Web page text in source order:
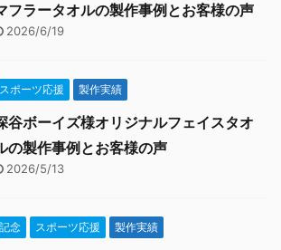
フラータオルの製作事例とお客様の声
2026/6/19
スポーツ応援 製作実績
谷ボーイズ様オリジナルフェイスタオ
の製作事例とお客様の声
2026/5/13
記念 スポーツ応援 製作実績